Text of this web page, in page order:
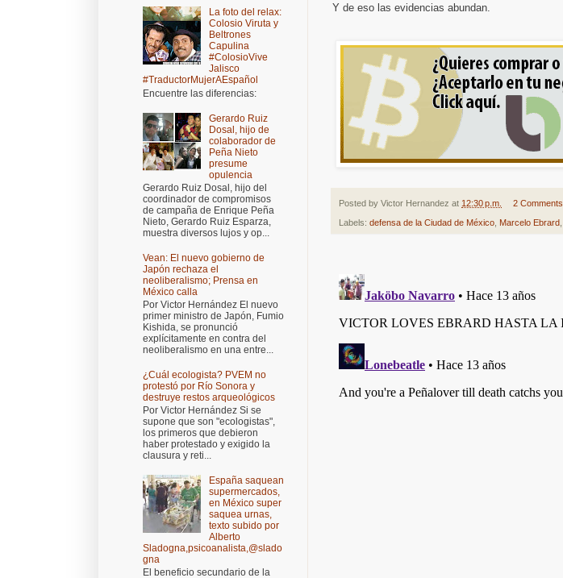
Y de eso las evidencias abundan.
Posted by Victor Hernandez at 12:30 p.m. 2 Comments
Labels: defensa de la Ciudad de México Marcelo Ebrard
La foto del relax:
Colosio Viruta y
Beltrones
Capulina
#ColosioVive
Jalisco
#TraductorMujerAEspañol
Encuentre las diferencias:
Gerardo Ruiz
Dosal, hijo de
colaborador de
Peña Nieto
presume
opulencia
Gerardo Ruiz Dosal, hijo del
coordinador de compromisos
de campaña de Enrique Peña
Nieto, Gerardo Ruiz Esparza,
muestra diversos lujos y op...
Vean: El nuevo gobierno de
Japón rechaza el
neoliberalismo; Prensa en
México calla
Por Victor Hernández El nuevo
primer ministro de Japón, Fumio
Kishida, se pronunció
explícitamente en contra del
neoliberalismo en una entre...
¿Cuál ecologista? PVEM no
protestó por Río Sonora y
destruye restos arqueológicos
Por Victor Hernández Si se
supone que son "ecologistas",
los primeros que debieron
haber protestado y exigido la
clausura y reti...
España saquean
supermercados,
en México super
saquea urnas,
texto subido por
Alberto
Sladogna,psicoanalista,@slado
gna
El beneficio secundario de la